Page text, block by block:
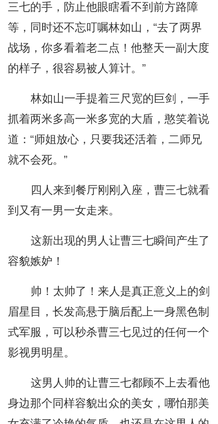
三七的手，防止他眼瞎看不到前方路障
等，同时还不忘叮嘱林如山，“去了两界
战场，你多看着老二点！他整天一副大度
的样子，很容易被人算计。”
林如山一手提着三尺宽的巨剑，一手
抓着两米多高一米多宽的大盾，憨笑着说
道：“师姐放心，只要我还活着，二师兄
就不会死。”
四人来到餐厅刚刚入座，曹三七就看
到又有一男一女走来。
这新出现的男人让曹三七瞬间产生了
容貌嫉妒！
帅！太帅了！来人是真正意义上的剑
眉星目，长发高悬于脑后配上一身黑色制
式军服，可以秒杀曹三七见过的任何一个
影视男明星。
这男人帅的让曹三七都顾不上去看他
身边那个同样容貌出众的美女，哪怕那美